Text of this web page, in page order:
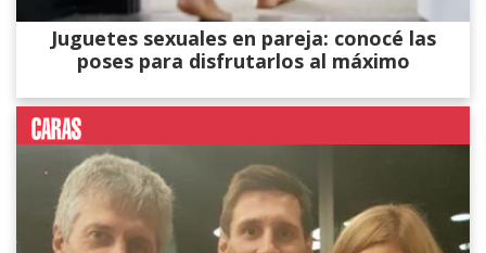
Juguetes sexuales en pareja: conocé las
poses para disfrutarlos al máximo